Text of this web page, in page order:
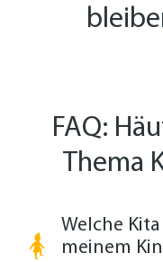
FAQ:
Thema
Welche
meinem